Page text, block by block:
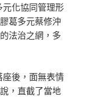
元化協同管理形
葛多元蔡修沖
法治之網，多
座後，面無表情
，直截了當地